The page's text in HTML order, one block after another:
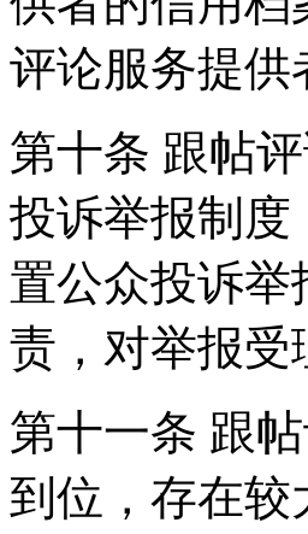
评论服务提供
第十条 跟帖
投诉举报制度
置公众投诉
责，对举报受
第十一条 跟
到位，存在